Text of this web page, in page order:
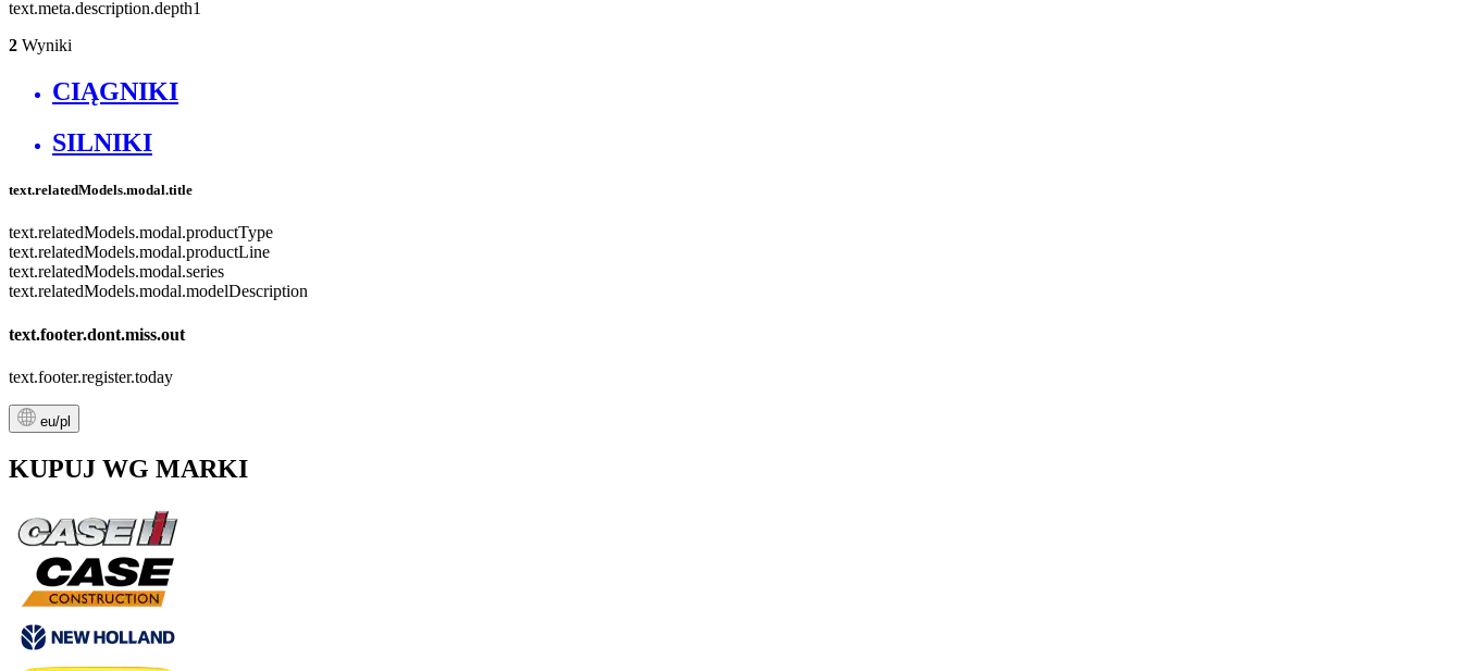
text.meta.description.depth1
2 Wyniki
CIĄGNIKI
SILNIKI
text.relatedModels.modal.title
text.relatedModels.modal.productType
text.relatedModels.modal.productLine
text.relatedModels.modal.series
text.relatedModels.modal.modelDescription
text.footer.dont.miss.out
text.footer.register.today
eu/pl
KUPUJ WG MARKI